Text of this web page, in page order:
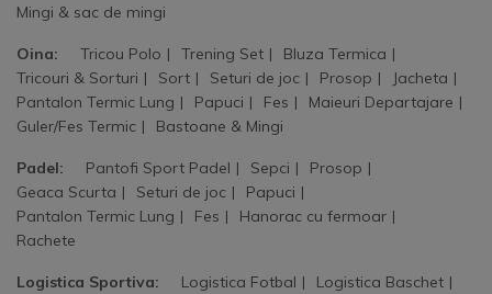
Mingi & sac de mingi
Oina: Tricou Polo Trening Set
Bluza Termica
Tricouri & Sorturi
Sort Seturi de joc Prosop
Jacheta
Pantalon Termic Lung
Papuci Fes
Maieuri Departajare
Guler/Fes Termic
Bastoane & Mingi
Padel: Pantofi Sport Padel Sepci
Prosop
Geaca Scurta
Seturi de joc
Papuci
Pantalon Termic Lung
Fes
Hanorac cu fermoar
Rachete
Logistica Sportiva: Logistica Fotbal
Logistica Baschet